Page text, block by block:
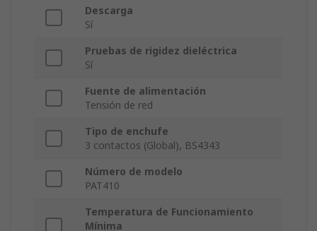
Descarga
Sí
Pruebas de rigidez dieléctrica
Sí
Fuente de alimentación
Tensión de red
Tipo de enchufe
3 contactos (Global), BS4343
Número de modelo
PAT410
Temperatura de Funcionamiento
Mínima